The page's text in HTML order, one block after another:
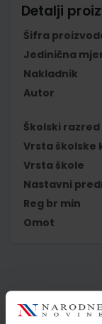
Detalji
Šifra
Jedinična
Nakladnik
Autor
Školski razred
Vrsta školske
Vrsta škole
Nastavni
Reg br min
Omot
Kupci